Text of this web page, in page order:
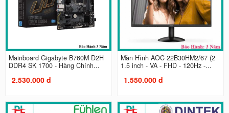
Mainboard Gigabyte B760M D2H
DDR4 SK 1700 - Hàng Chính...
2.530.000 đ
Màn Hình AOC 22B30HM2/67 (2
1.5 inch - VA - FHD - 120Hz -...
1.550.000 đ